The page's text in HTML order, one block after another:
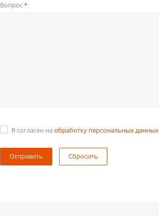
Вопрос*
Я согласен на обработку персональных данных
Сбросить